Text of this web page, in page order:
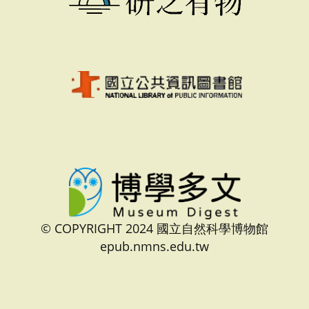
© COPYRIGHT 2024 國立自然科學博物館
epub.nmns.edu.tw